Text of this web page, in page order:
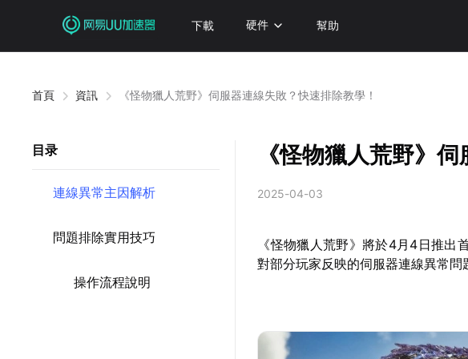
下載 硬件 幫助
首頁 資訊 《怪物獵人荒野》伺服器連線失敗？快速排除教學！
目录
連線異常主因解析
問題排除實用技巧
操作流程說明
《怪物獵人荒野》
2025-04-03
《怪物獵人荒野》將於4月4日推出
對部分玩家反映的伺服器連線異常問